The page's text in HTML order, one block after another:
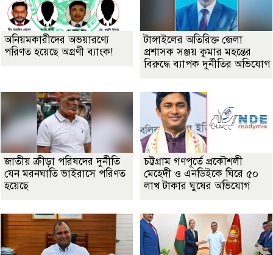
অনিয়মকারীদের অভয়ারণ্যে
পরিণত হয়েছে অগ্রণী ব্যাংক!
টাঙ্গাইলের অতিরিক্ত জেলা
প্রশাসক সঞ্জয় কুমার মহন্তের
বিরুদ্ধে ব্যাপক দুর্নীতির অভিযোগ
জাতীয় ক্রীড়া পরিষদের দুর্নীতি
যেন মরনঘাতি ভাইরাসে পরিণত
হয়েছে
চট্টগ্রাম গণপূর্তে প্রকৌশলী
মেহেদী ও এনডিইকে ঘিরে ৫০
লাখ টাকার ঘুষের অভিযোগ